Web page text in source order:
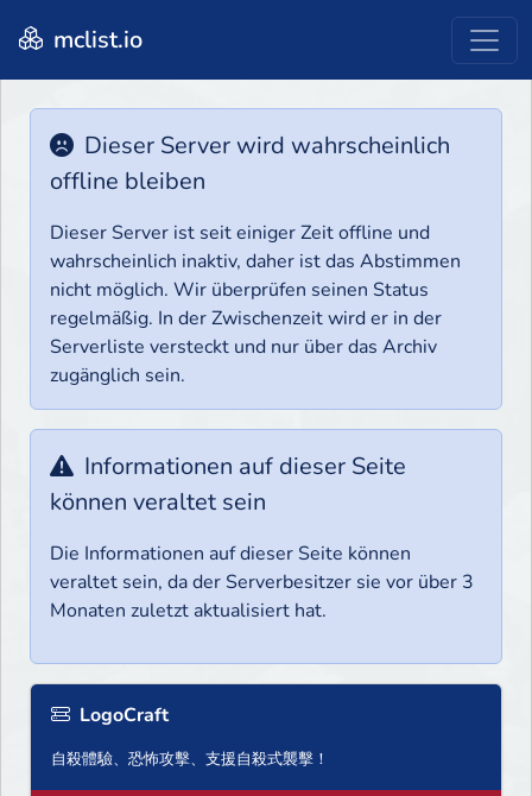
mclist.io
Dieser Server wird wahrscheinlich
offline bleiben
Dieser Server ist seit einiger Zeit offline und
wahrscheinlich inaktiv, daher ist das Abstimmen
nicht möglich. Wir überprüfen seinen Status
regelmäßig. In der Zwischenzeit wird er in der
Serverliste versteckt und nur über das Archiv
zugänglich sein.
Informationen auf dieser Seite
können veraltet sein
Die Informationen auf dieser Seite können
veraltet sein, da der Serverbesitzer sie vor über 3
Monaten zuletzt aktualisiert hat.
LogoCraft
自殺體驗、恐怖攻擊、支援自殺式襲擊！